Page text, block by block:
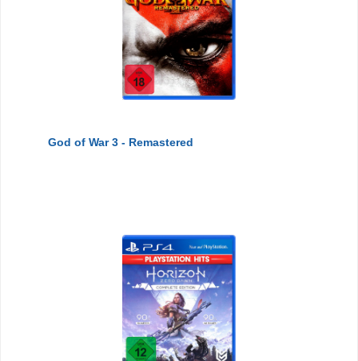
God of War 3 - Remastered